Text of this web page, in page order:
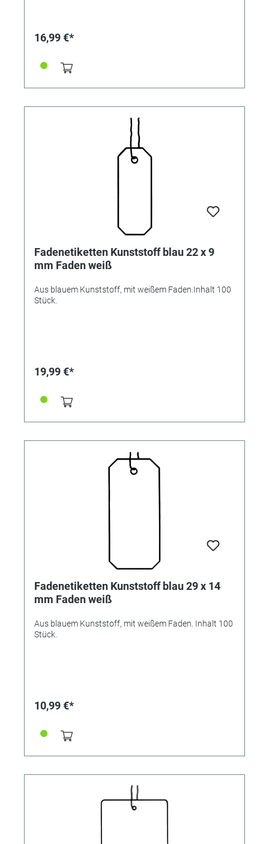
16,99 €*
Fadenetiketten Kunststoff blau 22 x 9
mm Faden weiß
Aus blauem Kunststoff, mit weißem Faden.Inhalt 100
Stück.
19,99 €*
Fadenetiketten Kunststoff blau 29 x 14
mm Faden weiß
Aus blauem Kunststoff, mit weißem Faden. Inhalt 100
Stück.
10,99 €*